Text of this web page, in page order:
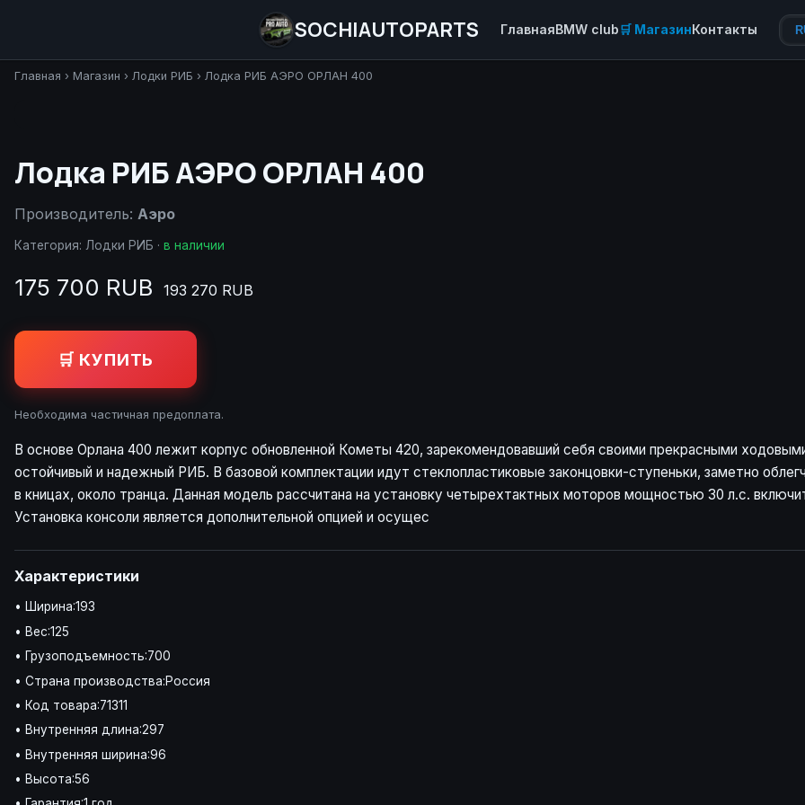
SOCHIAUTOPARTS ГлавнаяBMW club🛒 МагазинКонтакты
Главная › Магазин › Лодки РИБ › Лодка РИБ АЭРО ОРЛАН 400
Лодка РИБ АЭРО ОРЛАН 400
Производитель: Аэро
Категория: Лодки РИБ · в наличии
175 700 RUB 193 270 RUB
🛒 КУПИТЬ
Необходима частичная предоплата.
В основе Орлана 400 лежит корпус обновленной Кометы 420, зарекомендовавший себя своими прекрасными
остойчивый и надежный РИБ. В базовой комплектации идут стеклопластиковые законцовки-ступеньки, заметно
в кницах, около транца. Данная модель рассчитана на установку четырехтактных моторов мощностью 30 л.с.
Установка консоли является дополнительной опцией и осущес
Характеристики
• Ширина:193
• Вес:125
• Грузоподъемность:700
• Страна производства:Россия
• Код товара:71311
• Внутренняя длина:297
• Внутренняя ширина:96
• Высота:56